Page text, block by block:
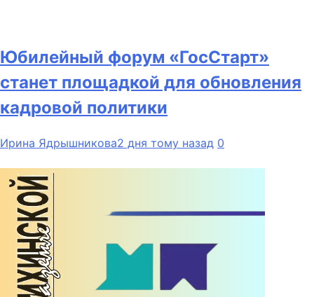
Юбилейный форум «ГосСтарт»
станет площадкой для обновления
кадровой политики
Ирина Ядрышникова2 дня тому назад 0